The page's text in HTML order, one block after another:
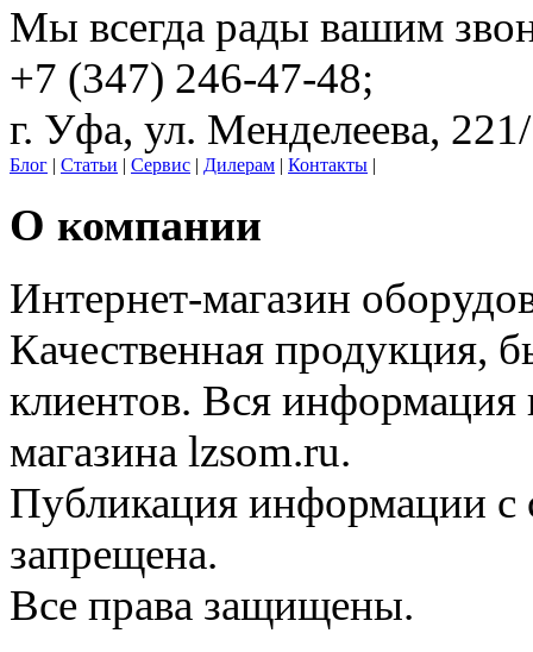
Мы всегда рады вашим
+7 (347) 246-47-48;
г. Уфа, ул. Менделеева,
Блог | Статьи | Сервис | Дилерам | Контакты |
О компании
Интернет-магазин
Качественная продукция,
клиентов. Вся информация
магазина lzsom.ru.
Публикация информации с
запрещена.
Все права защищены.